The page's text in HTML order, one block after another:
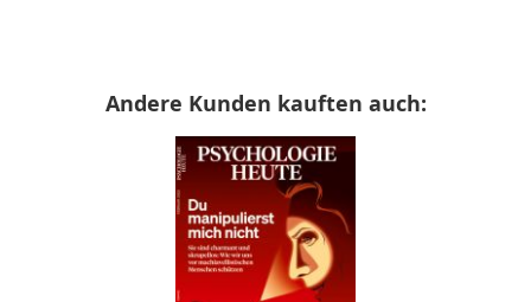
Andere Kunden kauften auch: